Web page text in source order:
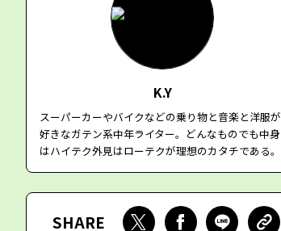
K.Y
スーパーカーやバイクなどの乗り物と音楽と洋服が
好きなガテン系中年ライター。どんなものでも中身
はハイテク外見はローテクが理想のカタチである。
SHARE